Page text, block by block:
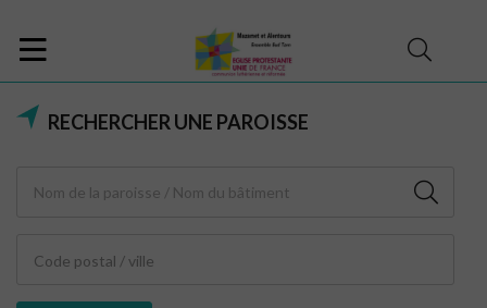
RECHERCHER UNE PAROISSE
Code postal / ville